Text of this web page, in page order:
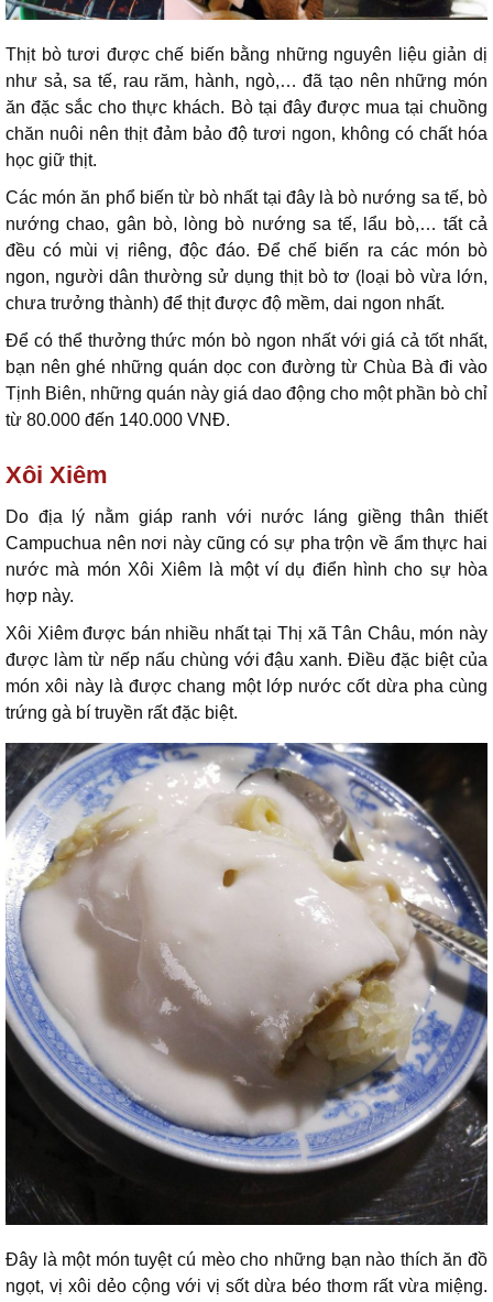
Thịt bò tươi được chế biến bằng những nguyên liệu giản dị
như sả, sa tế, rau răm, hành, ngò,… đã tạo nên những món
ăn đặc sắc cho thực khách. Bò tại đây được mua tại chuồng
chăn nuôi nên thịt đảm bảo độ tươi ngon, không có chất hóa
học giữ thịt.
Các món ăn phổ biến từ bò nhất tại đây là bò nướng sa tế, bò
nướng chao, gân bò, lòng bò nướng sa tế, lẩu bò,… tất cả
đều có mùi vị riêng, độc đáo. Để chế biến ra các món bò
ngon, người dân thường sử dụng thịt bò tơ (loại bò vừa lớn,
chưa trưởng thành) để thịt được độ mềm, dai ngon nhất.
Để có thể thưởng thức món bò ngon nhất với giá cả tốt nhất,
bạn nên ghé những quán dọc con đường từ Chùa Bà đi vào
Tịnh Biên, những quán này giá dao động cho một phần bò chỉ
từ 80.000 đến 140.000 VNĐ.
Xôi Xiêm
Do địa lý nằm giáp ranh với nước láng giềng thân thiết
Campuchua nên nơi này cũng có sự pha trộn về ẩm thực hai
nước mà món Xôi Xiêm là một ví dụ điển hình cho sự hòa
hợp này.
Xôi Xiêm được bán nhiều nhất tại Thị xã Tân Châu, món này
được làm từ nếp nấu chùng với đậu xanh. Điều đặc biệt của
món xôi này là được chang một lớp nước cốt dừa pha cùng
trứng gà bí truyền rất đặc biệt.
Đây là một món tuyệt cú mèo cho những bạn nào thích ăn đồ
ngọt, vị xôi dẻo cộng với vị sốt dừa béo thơm rất vừa miệng.